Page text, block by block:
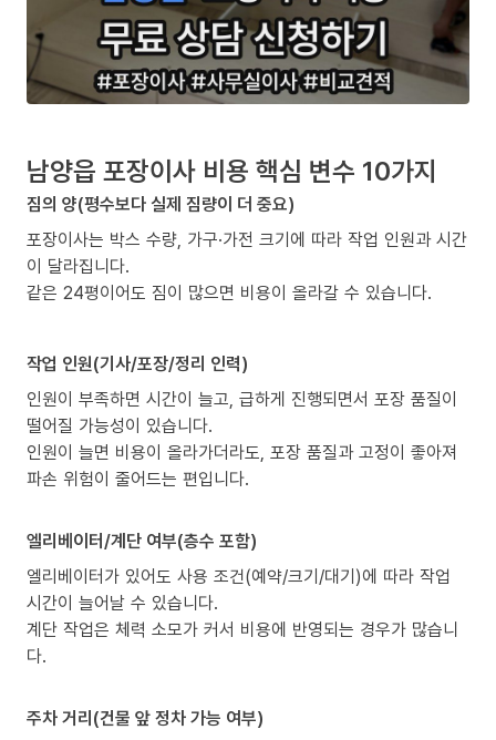
남양읍 포장이사 비용 핵심 변수 10가지
짐의 양(평수보다 실제 짐량이 더 중요)
포장이사는 박스 수량, 가구·가전 크기에 따라 작업 인원과 시간
이 달라집니다.
같은 24평이어도 짐이 많으면 비용이 올라갈 수 있습니다.
작업 인원(기사/포장/정리 인력)
인원이 부족하면 시간이 늘고, 급하게 진행되면서 포장 품질이
떨어질 가능성이 있습니다.
인원이 늘면 비용이 올라가더라도, 포장 품질과 고정이 좋아져
파손 위험이 줄어드는 편입니다.
엘리베이터/계단 여부(층수 포함)
엘리베이터가 있어도 사용 조건(예약/크기/대기)에 따라 작업
시간이 늘어날 수 있습니다.
계단 작업은 체력 소모가 커서 비용에 반영되는 경우가 많습니
다.
주차 거리(건물 앞 정차 가능 여부)